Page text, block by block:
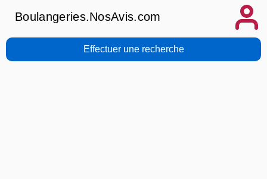
Boulangeries.NosAvis.com
Effectuer une recherche